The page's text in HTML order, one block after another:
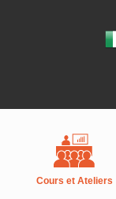
Cours et Ateliers